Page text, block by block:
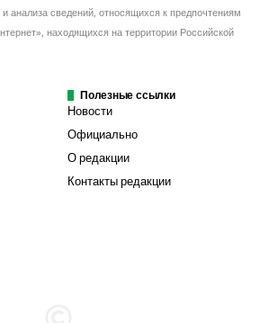
анализа сведений, относящихся к предпочтениям
находящихся на территории Российской
Полезные ссылки
Новости
Официально
О редакции
Контакты редакции